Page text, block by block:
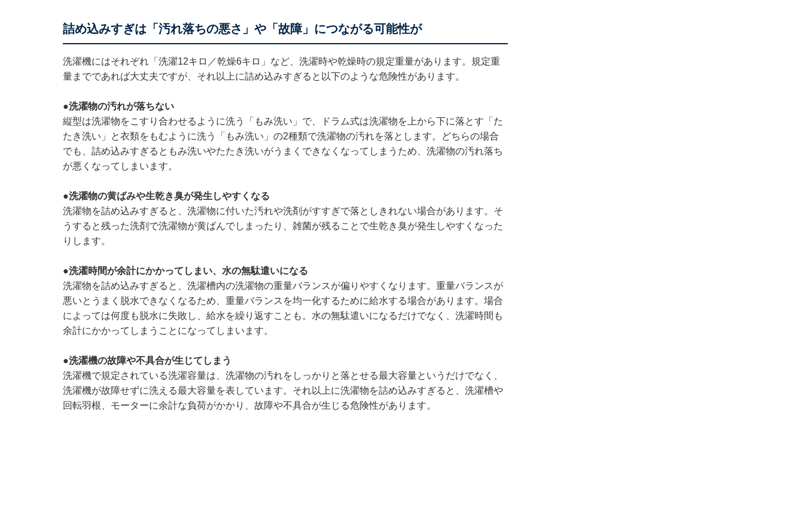
詰め込みすぎは「汚れ落ちの悪さ」や「故障」につながる可能性が
洗濯機にはそれぞれ「洗濯12キロ／乾燥6キロ」など、洗濯時や乾燥時の規定重量があります。規定重
量までであれば大丈夫ですが、それ以上に詰め込みすぎると以下のような危険性があります。
●洗濯物の汚れが落ちない
縦型は洗濯物をこすり合わせるように洗う「もみ洗い」で、ドラム式は洗濯物を上から下に落とす「た
たき洗い」と衣類をもむように洗う「もみ洗い」の2種類で洗濯物の汚れを落とします。どちらの場合
でも、詰め込みすぎるともみ洗いやたたき洗いがうまくできなくなってしまうため、洗濯物の汚れ落ち
が悪くなってしまいます。
●洗濯物の黄ばみや生乾き臭が発生しやすくなる
洗濯物を詰め込みすぎると、洗濯物に付いた汚れや洗剤がすすぎで落としきれない場合があります。そ
うすると残った洗剤で洗濯物が黄ばんでしまったり、雑菌が残ることで生乾き臭が発生しやすくなった
りします。
●洗濯時間が余計にかかってしまい、水の無駄遣いになる
洗濯物を詰め込みすぎると、洗濯槽内の洗濯物の重量バランスが偏りやすくなります。重量バランスが
悪いとうまく脱水できなくなるため、重量バランスを均一化するために給水する場合があります。場合
によっては何度も脱水に失敗し、給水を繰り返すことも。水の無駄遣いになるだけでなく、洗濯時間も
余計にかかってしまうことになってしまいます。
●洗濯機の故障や不具合が生じてしまう
洗濯機で規定されている洗濯容量は、洗濯物の汚れをしっかりと落とせる最大容量というだけでなく、
洗濯機が故障せずに洗える最大容量を表しています。それ以上に洗濯物を詰め込みすぎると、洗濯槽や
回転羽根、モーターに余計な負荷がかかり、故障や不具合が生じる危険性があります。